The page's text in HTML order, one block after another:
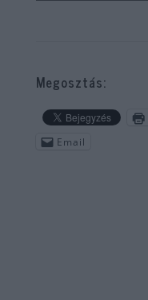
Megosztás:
Email